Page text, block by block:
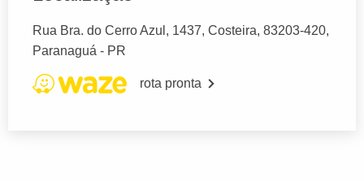
Rua Bra. do Cerro Azul, 1437, Costeira, 83203-420,
Paranaguá - PR
rota pronta